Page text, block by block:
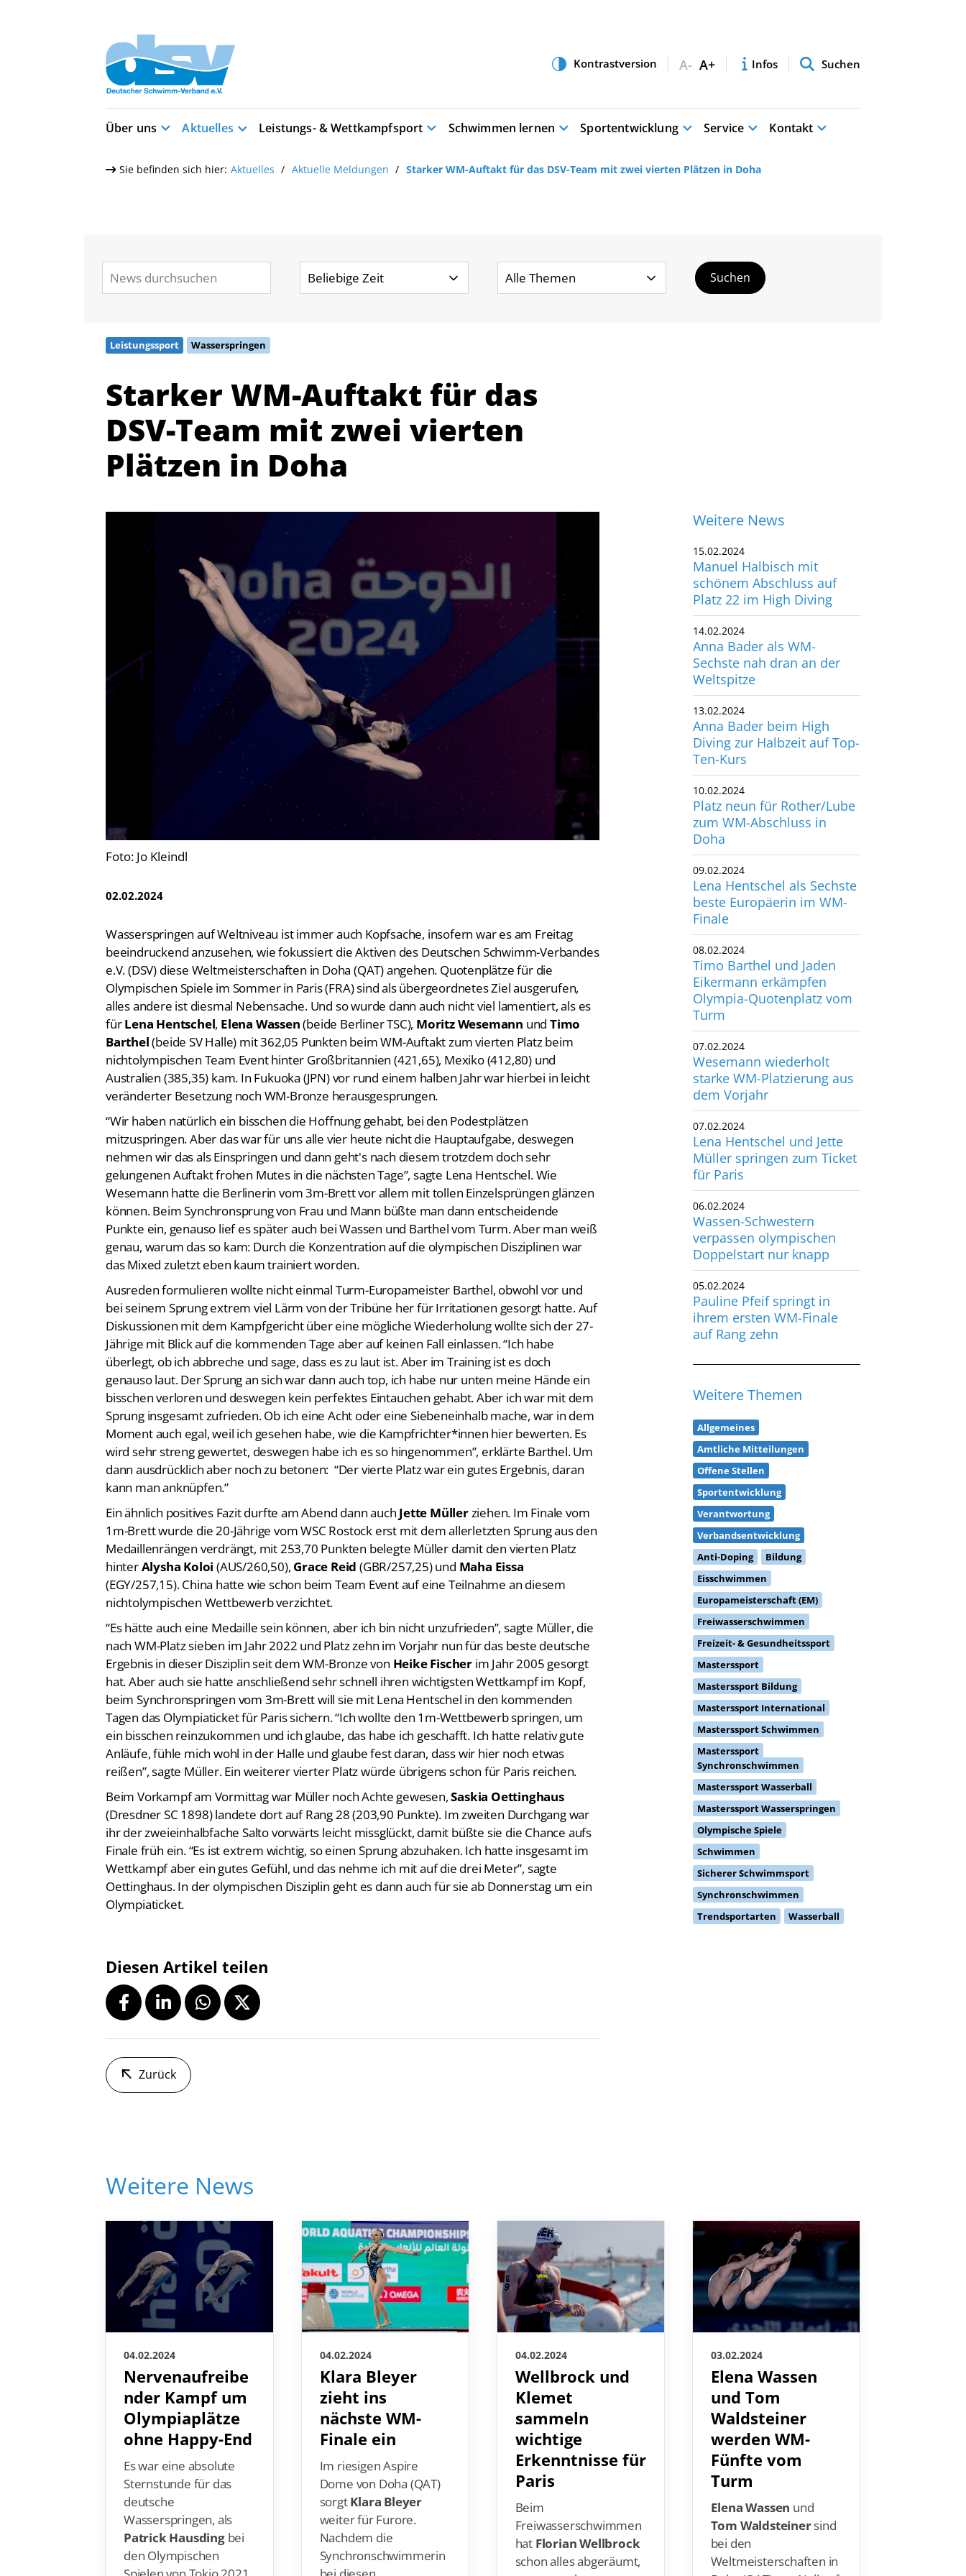
Über uns Aktuelles Leistungs- & Wettkampfsport Schwimmen lernen Sportentwicklung Service Kontakt
Starker WM-Auftakt für das
DSV-Team mit zwei vierten
Plätzen in Doha
Foto: Jo Kleindl
beeindruckend anzusehen, wie fokussiert die Aktiven des Deutschen Schwimm-Verbandes
e.V. (DSV) diese Weltmeisterschaften in Doha (QAT) angehen. Quotenplätze für die
Olympischen Spiele im Sommer in Paris (FRA) sind als übergeordnetes Ziel ausgerufen,
alles andere ist diesmal Nebensache. Und so wurde dann auch nicht viel lamentiert, als es
fürLena Hentschel,Elena Wassen(beide Berliner TSC), Moritz WesemannundTimo
Barthel(beide SV Halle) mit 362,05 Punkten beim WM-Auftakt zum vierten Platz beim
nichtolympischen Team Event hinter Großbritannien (421,65), Mexiko (412,80) und
Australien (385,35) kam. In Fukuoka (JPN) vor rund einem halben Jahr war hierbei in leicht
veränderter Besetzung noch WM-Bronze herausgesprungen.
“Wir haben natürlich ein bisschen die Hoffnung gehabt, bei den Podestplätzen
mitzuspringen. Aber das war für uns alle vier heute nicht die Hauptaufgabe, deswegen
nehmen wir das als Einspringen und dann geht's nach diesem trotzdem doch sehr
gelungenen Auftakt frohen Mutes in die nächsten Tage”, sagte Lena Hentschel. Wie
Wesemann hatte die Berlinerin vom 3m-Brett vor allem mit tollen Einzelsprüngen glänzen
können. Beim Synchronsprung von Frau und Mann büßte man dann entscheidende
Punkte ein, genauso lief es später auch bei Wassen und Barthel vom Turm. Aber man weiß
genau, warum das so kam: Durch die Konzentration auf die olympischen Disziplinen war
das Mixed zuletzt eben kaum trainiert worden.
Ausreden formulieren wollte nicht einmal Turm-Europameister Barthel, obwohl vor und
bei seinem Sprung extrem viel Lärm von der Tribüne her für Irritationen gesorgt hatte. Auf
Diskussionen mit dem Kampfgericht über eine mögliche Wiederholung wollte sich der 27-
Jährige mit Blick auf die kommenden Tage aber auf keinen Fall einlassen. “Ich habe
überlegt, ob ich abbreche und sage, dass es zu laut ist. Aber im Training ist es doch
genauso laut. Der Sprung an sich war dann auch top, ich habe nur unten meine Hände ein
bisschen verloren und deswegen kein perfektes Eintauchen gehabt. Aber ich war mit dem
Sprung insgesamt zufrieden. Ob ich eine Acht oder eine Siebeneinhalb mache, war in dem
Moment auch egal, weil ich gesehen habe, wie die Kampfrichter*innen hier bewerten. Es
wird sehr streng gewertet, deswegen habe ich es so hingenommen”, erklärte Barthel. Um
dann ausdrücklich aber noch zu betonen: “Der vierte Platz war ein gutes Ergebnis, daran
kann man anknüpfen.”
Ein ähnlich positives Fazit durfte am Abend dann auch
1m-Brett wurde die 20-Jährige vom WSC Rostock erst mit dem allerletzten Sprung aus den
Medaillenrängen verdrängt, mit 253,70 Punkten belegte Müller damit den vierten Platz
hinterAlysha Koloi(AUS/260,50),Grace Reid(GBR/257,25) undMaha Eissa
(EGY/257,15). China hatte wie schon beim Team Event auf eine Teilnahme an diesem
nichtolympischen Wettbewerb verzichtet.
“Es hätte auch eine Medaille sein können, aber ich bin nicht unzufrieden”, sagte Müller, die
nach WM-Platz sieben im Jahr 2022 und Platz zehn im Vorjahr nun für das beste deutsche
Ergebnis in dieser Disziplin seit dem WM-Bronze vonHeike Fischerim Jahr 2005 gesorgt
hat. Aber auch sie hatte anschließend sehr schnell ihren wichtigsten Wettkampf im Kopf,
beim Synchronspringen vom 3m-Brett will sie mit Lena Hentschel in den kommenden
Tagen das Olympiaticket für Paris sichern. “Ich wollte den 1m-Wettbewerb springen, um
ein bisschen reinzukommen und ich glaube, das habe ich geschafft. Ich hatte relativ gute
Anläufe, fühle mich wohl in der Halle und glaube fest daran, dass wir hier noch etwas
reißen”, sagte Müller. Ein weiterer vierter Platz würde übrigens schon für Paris reichen.
Beim Vorkampf am Vormittag war Müller noch Achte gewesen,Saskia Oettinghaus
(Dresdner SC 1898) landete dort auf Rang 28 (203,90 Punkte). Im zweiten Durchgang war
ihr der zweieinhalbfache Salto vorwärts leicht missglückt, damit büßte sie die Chance aufs
Finale früh ein. “Es ist extrem wichtig, so einen Sprung abzuhaken. Ich hatte insgesamt im
Wettkampf aber ein gutes Gefühl, und das nehme ich mit auf die drei Meter”, sagte
Oettinghaus. In der olympischen Disziplin geht es dann auch für sie ab Donnerstag um ein
Olympiaticket.
Zurück
Manuel Halbisch mit
schönem Abschluss auf
Platz 22 im High Diving
Anna Bader als WM-
Sechste nah dran an der
Weltspitze
13.02.2024
Anna Bader beim High
Diving zur Halbzeit auf Top-
Ten-Kurs
Platz neun für Rother/Lube
zum WM-Abschluss in
Doha
Lena Hentschel als Sechste
beste Europäerin im WM-
Finale
Timo Barthel und Jaden
Eikermann erkämpfen
Olympia-Quotenplatz vom
Turm
Wesemann wiederholt
starke WM-Platzierung aus
dem Vorjahr
07.02.2024
Lena Hentschel und Jette
Müller springen zum Ticket
für Paris
Wassen-Schwestern
verpassen olympischen
Doppelstart nur knapp
05.02.2024
Pauline Pfeif springt in
ihrem ersten WM-Finale
auf Rang zehn
Amtliche Mitteilungen
Offene Stellen
Sportentwicklung
Verantwortung
Verbandsentwicklung
Anti-Doping
Bildung
Eisschwimmen
Europameisterschaft (EM)
Freiwasserschwimmen
Freizeit- & Gesundheitssport
Masterssport
Masterssport Bildung
Masterssport International
Masterssport Schwimmen
Masterssport
Synchronschwimmen
Masterssport Wasserball
Masterssport Wasserspringen
Olympische Spiele
Schwimmen
Sicherer Schwimmsport
Synchronschwimmen
Trendsportarten
Wasserball
04.02.2024
Nervenaufreibe
nder Kampf um
Olympiaplätze
ohne Happy-End
Es war eine absolute
Sternstunde für das
deutsche
Wasserspringen, als
Patrick Hausdingbei
den Olympischen
Spielen von Tokio 2021
seine großartige Kar…
04.02.2024
Klara Bleyer
zieht ins
nächste WM-
Finale ein
Im riesigen Aspire
Dome von Doha (QAT)
sorgtKlara Bleyer
weiter für Furore.
Nachdem die
Synchronschwimmerin
bei diesen
Weltmeisterschaften
04.02.2024
Wellbrock und
Klemet
sammeln
wichtige
Erkenntnisse für
Paris
Beim
Freiwasserschwimmen
hatFlorian Wellbrock
schon alles abgeräumt,
was nur geht.
03.02.2024
Elena Wassen
und Tom
Waldsteiner
werden WM-
Fünfte vom
Turm
Elena Wassen
Tom Waldsteinersind
bei den
Weltmeisterschaften in
Doha (QAT) von Null auf
Quicklinks
Vereinsfinder
Lizenzwesen
Zentrale Hinweisstelle
Recht auf sicheren Schwimmsport
Abteilungen
Schwimmen
Freiwasserschwimmen
Wasserspringen
Wasserball
Synchronschwimmen
Masterssport
Deutscher Schwimm-Verband e.V.
Korbacher Straße 93
D-34132 Kassel
Fax: +49 561 94083-15
info@dsv.de